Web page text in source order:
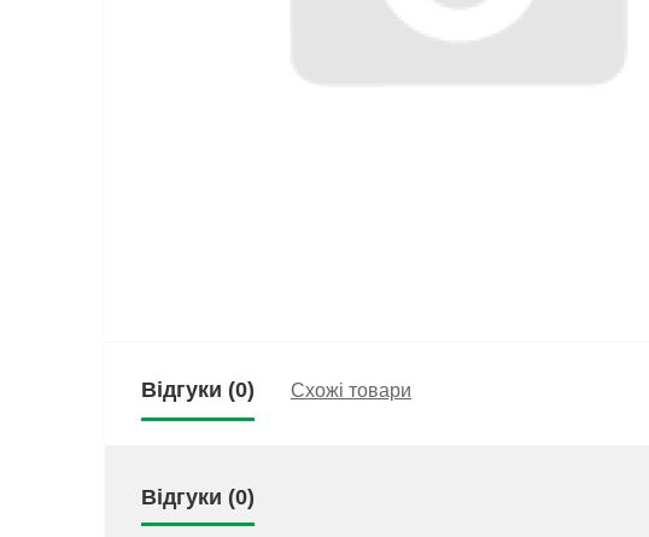
Відгуки (0) Схожі товари
Відгуки (0)